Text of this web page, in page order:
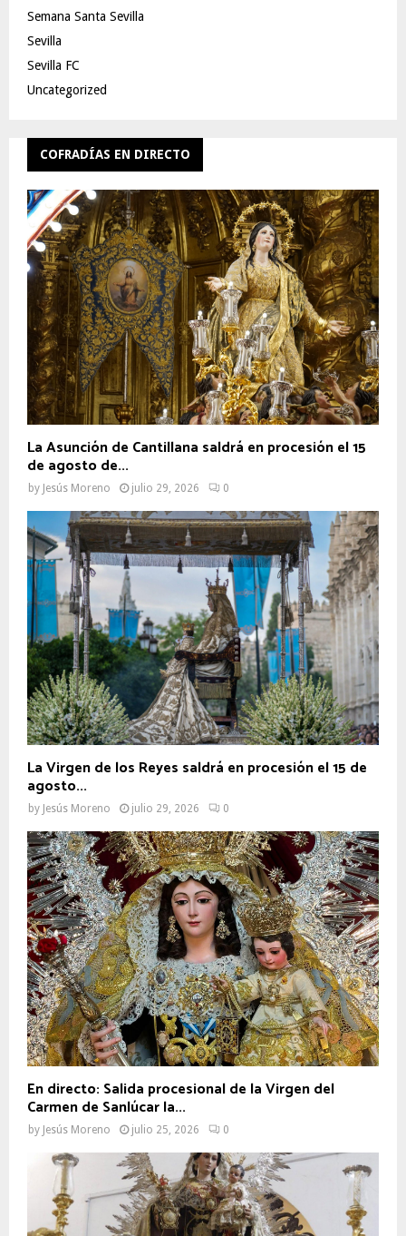
Semana Santa Sevilla
Sevilla
Sevilla FC
Uncategorized
COFRADÍAS EN DIRECTO
La Asunción de Cantillana saldrá en procesión el 15
de agosto de...
by Jesús Moreno julio 29, 2026 0
La Virgen de los Reyes saldrá en procesión el 15 de
agosto...
by Jesús Moreno julio 29, 2026 0
En directo: Salida procesional de la Virgen del
Carmen de Sanlúcar la...
by Jesús Moreno julio 25, 2026 0